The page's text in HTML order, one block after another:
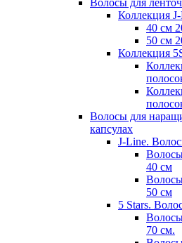
Волосы для
Коллекция
40 см
50 см
Коллекция
Волосы для
капсулах
J-Line.
40 см
50 см
5 Stars.
70 см.